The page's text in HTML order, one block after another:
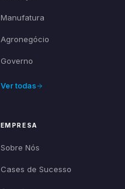
Manufatura
Agronegócio
Governo
Ver todas
EMPRESA
Sobre Nós
Cases de Sucesso